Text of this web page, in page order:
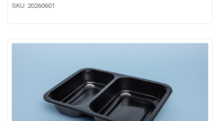
SKU: 20260601